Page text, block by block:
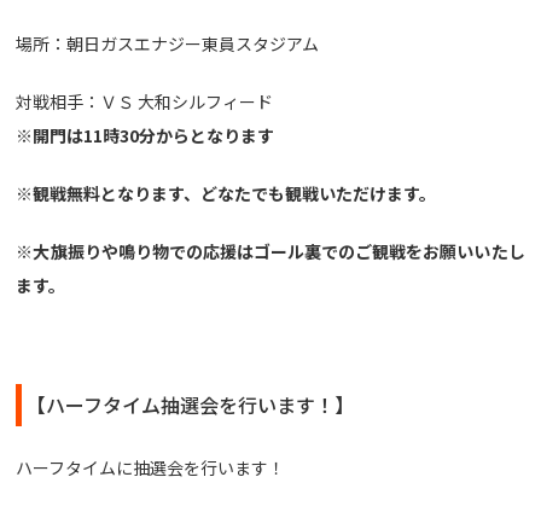
場所：朝日ガスエナジー東員スタジアム
対戦相手：ＶＳ 大和シルフィード
※開門は11時30分からとなります
※観戦無料となります、どなたでも観戦いただけます。
※大旗振りや鳴り物での応援はゴール裏でのご観戦をお願いいたし
ます。
【ハーフタイム抽選会を行います！】
ハーフタイムに抽選会を行います！